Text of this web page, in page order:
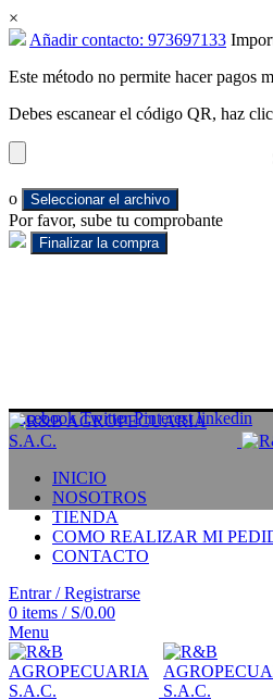
×
Añadir contacto: 973697133
Este método no permite hacer pagos
Debes escanear el código QR, haz
o Seleccionar el archivo
Por favor, sube tu comprobante
Facebook Twitter Pinterest linkedin
INICIO
NOSOTROS
TIENDA
COMO REALIZAR MI
CONTACTO
Entrar / Registrarse
0 items / S/0.00
Menu